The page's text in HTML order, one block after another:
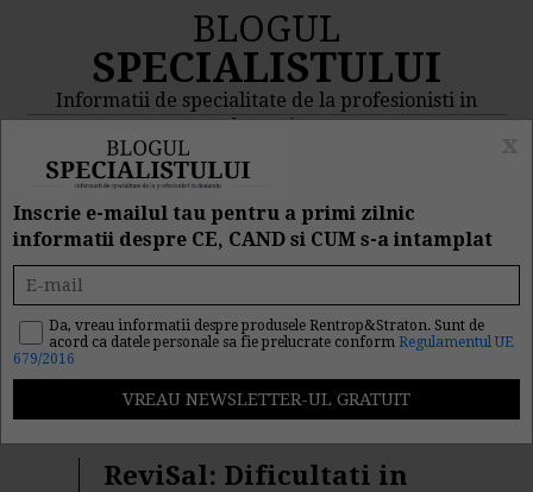
BLOGUL
SPECIALISTULUI
Informatii de specialitate de la profesionisti in
domeniu
MENIU
Rezultat cautare "act
normativ"
Cautarea facuta dupa cuvantul/sirul de cuvinte "
normativ" a returnat 288 articole.
ReviSal: Dificultati in
Inscrie e-mailul tau pentru a primi zilnic
informatii despre CE, CAND si CUM s-a intamplat
Da, vreau informatii despre produsele Rentrop&Straton. Sunt de
acord ca datele personale sa fie prelucrate conform Regulamentul UE
679/2016